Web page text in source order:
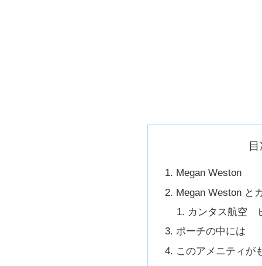
Megan Weston
Megan Weston と
カンタス航空
ポーチの中には
このアメニティが